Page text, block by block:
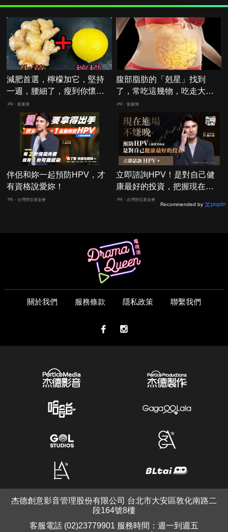
減肥首選，檸檬加它，堅持
一週，腰細了，瘦到你懷疑
人生
PR・新素簡
腹部脂肪的「剋星」找到
了，常吃這幾物，吃走大肚
囊，瘦出小蠻腰
PR・新素簡
伴侶和妳一起預防HPV，才
有資格說愛妳！
PR・台灣癌症基金會
立即諮詢HPV！是對自己健
康最好的投資，把握現在不
嫌晚！
PR・台灣癌症基金會
Recommended by
關於我們 服務條款 隱私政策 聯繫我們
杰德創意影音管理股份有限公司 台北市大安區敦化南路二
段164號8樓
客服電話 (02)23779901 服務時間：週一到週五